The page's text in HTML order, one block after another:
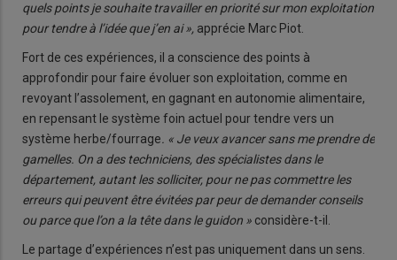
quels points je souhaite travailler en priorité sur mon exploitation
pour tendre à l’idée que j’en ai », apprécie Marc Piot.
Fort de ces expériences, il a conscience des points à
approfondir pour faire évoluer son exploitation, comme en
revoyant l’assolement, en gagnant en autonomie alimentaire,
en repensant le système foin actuel pour tendre vers un
système herbe/fourrage. « Je veux avancer sans me prendre de
gamelles. On a des techniciens, des spécialistes dans le
département, autant les solliciter, pour ne pas commettre les
erreurs qui peuvent être évitées par peur de demander conseils
ou parce que l’on a la tête dans le guidon » considère-t-il.
Le partage d’expériences n’est pas uniquement dans un sens.